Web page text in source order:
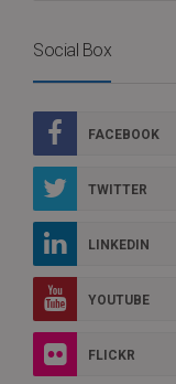
Social Box
FACEBOOK
TWITTER
LINKEDIN
YOUTUBE
FLICKR